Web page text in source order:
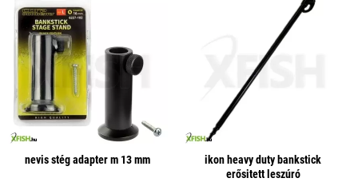
nevis stég adapter m 13 mm
ikon heavy duty bankstick
erősitett leszúró